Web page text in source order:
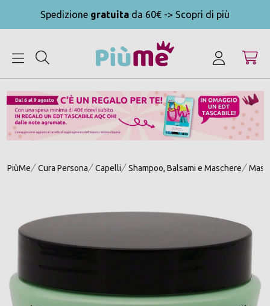
Spedizione gratuita da 60€ -> Scopri di più
PiùMe Cura Persona Capelli Shampoo, Balsami e Maschere